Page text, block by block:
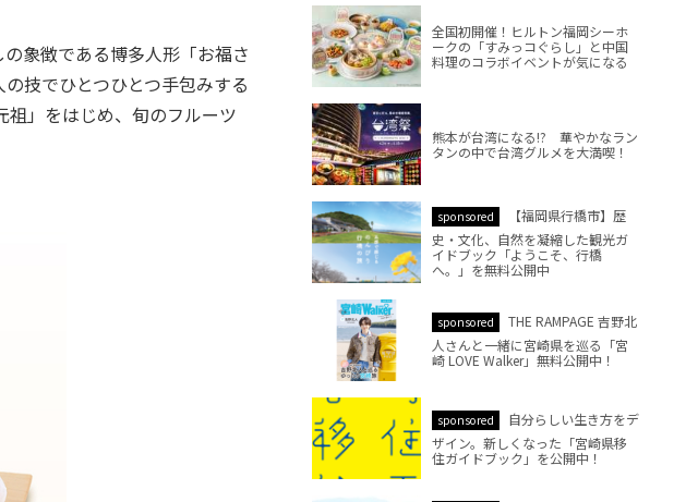
象徴である博多人形「お福さ
技でひとつひとつ手包みする
」をはじめ、旬のフルーツ
全国初開催！ヒルトン福岡シーホ
ークの「すみっコぐらし」と中国
料理のコラボイベントが気になる
熊本が台湾になる!? 華やかなラン
タンの中で台湾グルメを大満喫！
sponsored
【福岡県行橋市】歴
史・文化、自然を凝縮した観光ガ
イドブック「ようこそ、行橋
へ。」を無料公開中
sponsored
THE RAMPAGE 吉野北
人さんと一緒に宮崎県を巡る「宮
崎 LOVE Walker」無料公開中！
sponsored
自分らしい生き方をデ
ザイン。新しくなった「宮崎県移
住ガイドブック」を公開中！